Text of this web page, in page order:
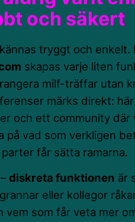
och säkert
tryggt och enkelt.
skapas varje liten
milf-träffar utan
märks direkt:
och ett community där
vad som verkligen
får sätta ramarna.
diskreta funktionen är
eller kollegor
vem som får veta mer